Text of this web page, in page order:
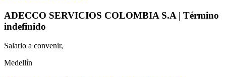
ADECCO SERVICIOS COLOMBIA S.A | Término
indefinido
Salario a convenir,
Medellín